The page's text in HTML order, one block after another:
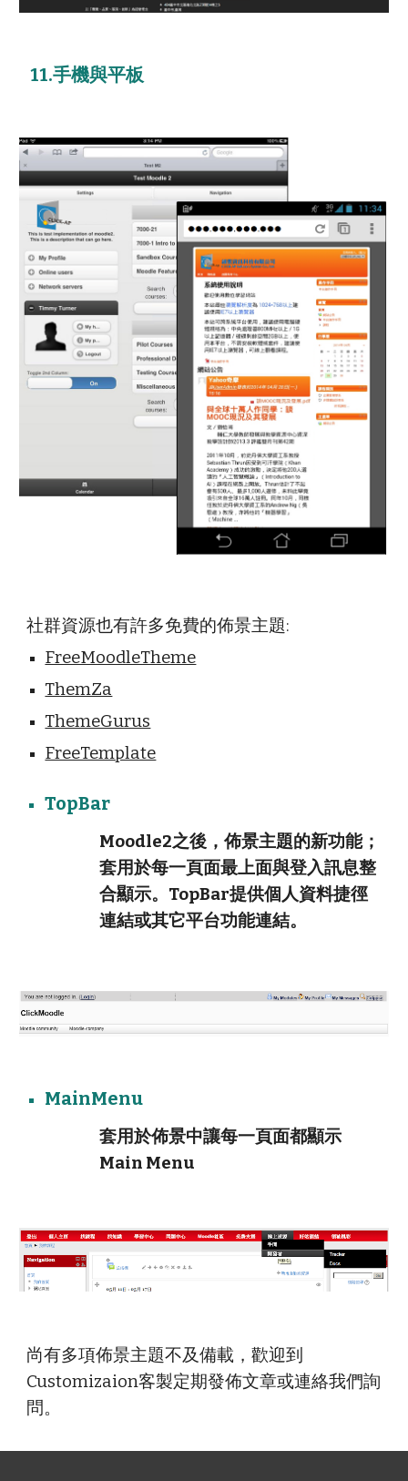
11.手機與平板
社群資源也有許多免費的佈景主題:
FreeMoodleTheme
ThemZa
ThemeGurus
FreeTemplate
TopBar
Moodle2之後，佈景主題的新功能；
套用於每一頁面最上面與登入訊息整
合顯示。TopBar提供個人資料捷徑
連結或其它平台功能連結。
MainMenu
套用於佈景中讓每一頁面都顯示
Main Menu
尚有多項佈景主題不及備載，歡迎到
Customizaion客製定期發佈文章或連絡我們詢
問。